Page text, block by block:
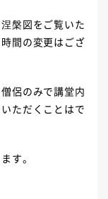
槃図をご覧いた
間の変更はござ
侶のみで講堂内
ただくことはで
す。